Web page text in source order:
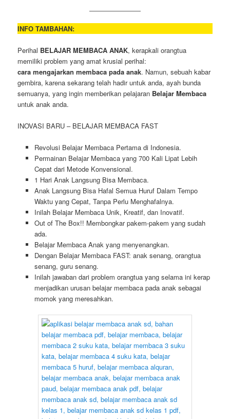
INFO TAMBAHAN:
Perihal BELAJAR MEMBACA ANAK, kerapkali orangtua
memiliki problem yang amat krusial perihal:
cara mengajarkan membaca pada anak. Namun, sebuah kabar
gembira, karena sekarang telah hadir untuk anda, ayah bunda
semuanya, yang ingin memberikan pelajaran Belajar Membaca
untuk anak anda.
INOVASI BARU – BELAJAR MEMBACA FAST
Revolusi Belajar Membaca Pertama di Indonesia.
Permainan Belajar Membaca yang 700 Kali Lipat Lebih
Cepat dari Metode Konvensional.
1 Hari Anak Langsung Bisa Membaca.
Anak Langsung Bisa Hafal Semua Huruf Dalam Tempo
Waktu yang Cepat, Tanpa Perlu Menghafalnya.
Inilah Belajar Membaca Unik, Kreatif, dan Inovatif.
Out of The Box!! Membongkar pakem-pakem yang sudah
ada.
Belajar Membaca Anak yang menyenangkan.
Dengan Belajar Membaca FAST: anak senang, orangtua
senang, guru senang.
Inilah jawaban dari problem orangtua yang selama ini kerap
menjadikan urusan belajar membaca pada anak sebagai
momok yang meresahkan.